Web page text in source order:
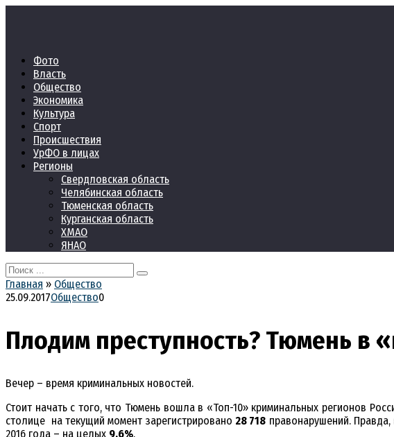
Фото
Власть
Общество
Экономика
Культура
Спорт
Происшествия
УрФО в лицах
Регионы
Свердловская область
Челябинская область
Тюменская область
Курганская область
ХМАО
ЯНАО
Search
for:
Главная » Общество
25.09.2017Общество0
Плодим преступность? Тюмень в
Вечер – время криминальных новостей.
Стоит начать с того, что Тюмень вошла в «Топ-10» криминальных регионов
столице на текущий момент зарегистрировано 28 718 правонарушений.
2016 года – на целых 9,6%.